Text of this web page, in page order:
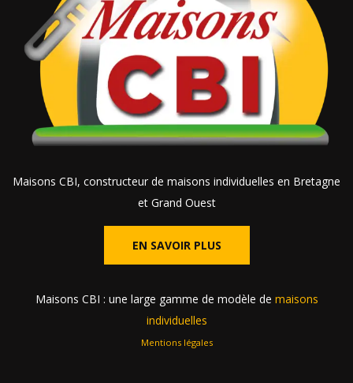
Maisons CBI, constructeur de maisons individuelles en Bretagne
et Grand Ouest
EN SAVOIR PLUS
Maisons CBI : une large gamme de modèle de maisons
individuelles
Mentions légales